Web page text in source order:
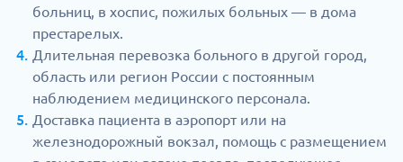
больниц, в хоспис, пожилых больных — в дома
престарелых.
Длительная перевозка больного в другой город,
область или регион России с постоянным
наблюдением медицинского персонала.
Доставка пациента в аэропорт или на
железнодорожный вокзал, помощь с размещением